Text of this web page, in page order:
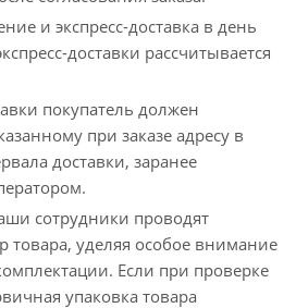
и экспресс-доставка в день
доставки рассчитывается
покупатель должен
при заказе адресу в
доставки, заранее
сотрудники проводят
товара, уделяя особое внимание
Если при проверке
упаковка товара